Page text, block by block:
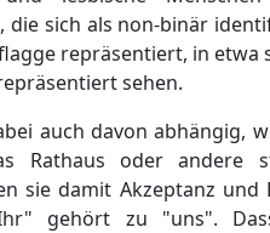
die sich als non-binär
repräsentiert, in etwa
sentiert sehen.
auch davon abhängig,
Rathaus oder andere
sie damit Akzeptanz
gehört zu "uns".